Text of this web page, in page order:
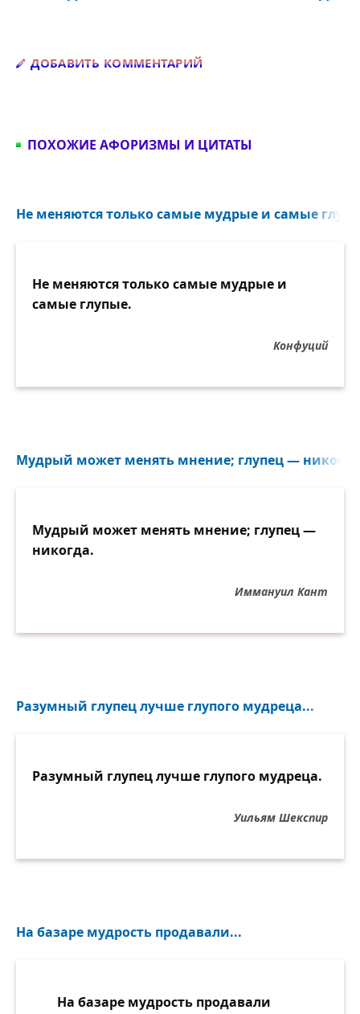
ДОБАВИТЬ КОММЕНТАРИЙ
ПОХОЖИЕ АФОРИЗМЫ И ЦИТАТЫ
Не меняются только самые мудрые и самые
Не меняются только самые мудрые и
самые глупые.
Конфуций
Мудрый может менять мнение; глупец —
Мудрый может менять мнение; глупец —
никогда.
Иммануил Кант
Разумный глупец лучше глупого мудреца...
Разумный глупец лучше глупого мудреца.
Уильям Шекспир
На базаре мудрость продавали...
На базаре мудрость продавали